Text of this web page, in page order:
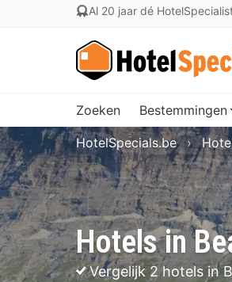
Al 20 jaar dé
Zoeken Bestemmingen
Hotels in
Vergelijk 2 hotels in
HotelSpecials.be